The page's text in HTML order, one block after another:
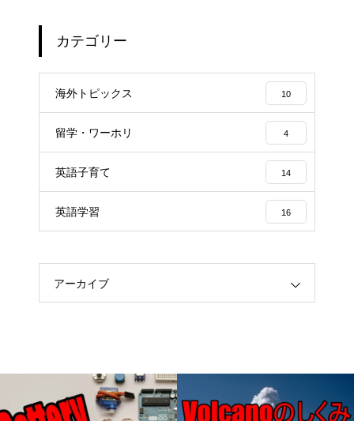
カテゴリー
海外トピックス 10
留学・ワーホリ 4
英語子育て 14
英語学習 16
アーカイブ